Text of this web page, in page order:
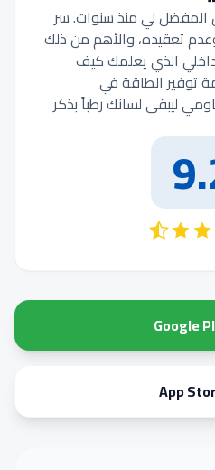
المفضل لي منذ سنوات. سر
تعقيده، والأهم من ذلك
الذي يعلمك كيف
توفير الطاقة في
ليبقى لسانك رطباً بذكر
Google
App